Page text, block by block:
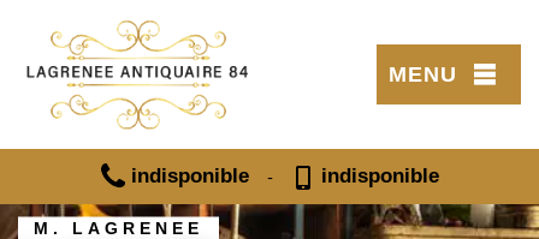
MENU
indisponible - indisponible
M. LAGRENEE